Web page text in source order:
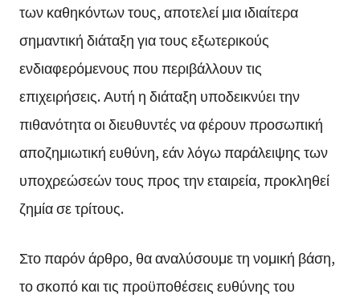
των καθηκόντων τους, αποτελεί μια ιδιαίτερα
σημαντική διάταξη για τους εξωτερικούς
ενδιαφερόμενους που περιβάλλουν τις
επιχειρήσεις. Αυτή η διάταξη υποδεικνύει την
πιθανότητα οι διευθυντές να φέρουν προσωπική
αποζημιωτική ευθύνη, εάν λόγω παράλειψης των
υποχρεώσεών τους προς την εταιρεία, προκληθεί
ζημία σε τρίτους.
Στο παρόν άρθρο, θα αναλύσουμε τη νομική βάση,
το σκοπό και τις προϋποθέσεις ευθύνης του